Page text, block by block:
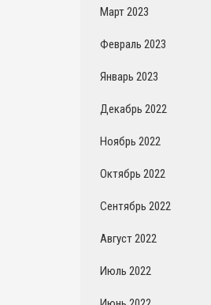
Март 2023
Февраль 2023
Январь 2023
Декабрь 2022
Ноябрь 2022
Октябрь 2022
Сентябрь 2022
Август 2022
Июль 2022